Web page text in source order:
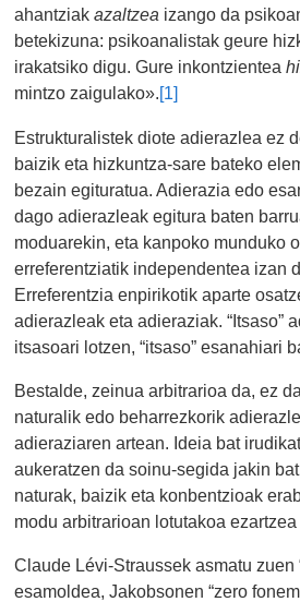
ahantziakazaltzea izango da
betekizuna: psikoanalistak geure
irakatsiko digu. Gure inkontzientea
mintzo zaigulako».[1]
Estrukturalistek diote adierazlea ez
baizik eta hizkuntza-sare bateko
bezain egituratua. Adierazia edo
dago adierazleak egitura baten
moduarekin, eta kanpoko munduko
erreferentziatik independentea izan
Erreferentzia enpirikotik aparte
adierazleak eta adieraziak. “Itsaso”
itsasoari lotzen, “itsaso” esanahiari
Bestalde, zeinua arbitrarioa da, ez
naturalik edo beharrezkorik
adieraziaren artean. Ideia bat
aukeratzen da soinu-segida jakin
naturak, baizik eta konbentzioak
modu arbitrarioan lotutakoa
Claude Lévi-Straussek asmatu zuen
esamoldea, Jakobsonen “zero